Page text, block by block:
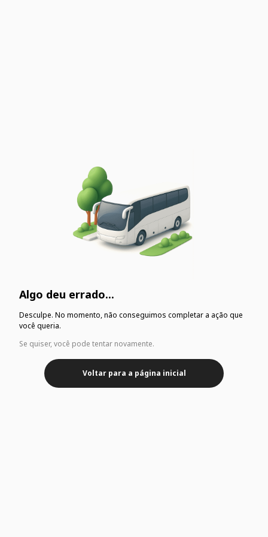
Algo deu errado...
Desculpe. No momento, não conseguimos completar a ação que
você queria.
Se quiser, você pode tentar novamente.
Voltar para a página inicial